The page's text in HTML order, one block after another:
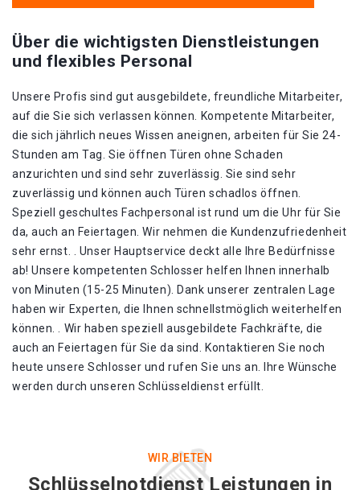
Über die wichtigsten Dienstleistungen
und flexibles Personal
Unsere Profis sind gut ausgebildete, freundliche Mitarbeiter,
auf die Sie sich verlassen können. Kompetente Mitarbeiter,
die sich jährlich neues Wissen aneignen, arbeiten für Sie 24-
Stunden am Tag. Sie öffnen Türen ohne Schaden
anzurichten und sind sehr zuverlässig. Sie sind sehr
zuverlässig und können auch Türen schadlos öffnen.
Speziell geschultes Fachpersonal ist rund um die Uhr für Sie
da, auch an Feiertagen. Wir nehmen die Kundenzufriedenheit
sehr ernst. . Unser Hauptservice deckt alle Ihre Bedürfnisse
ab! Unsere kompetenten Schlosser helfen Ihnen innerhalb
von Minuten (15-25 Minuten). Dank unserer zentralen Lage
haben wir Experten, die Ihnen schnellstmöglich weiterhelfen
können. . Wir haben speziell ausgebildete Fachkräfte, die
auch an Feiertagen für Sie da sind. Kontaktieren Sie noch
heute unsere Schlosser und rufen Sie uns an. Ihre Wünsche
werden durch unseren Schlüsseldienst erfüllt.
WIR BIETEN
Schlüsselnotdienst Leistungen in